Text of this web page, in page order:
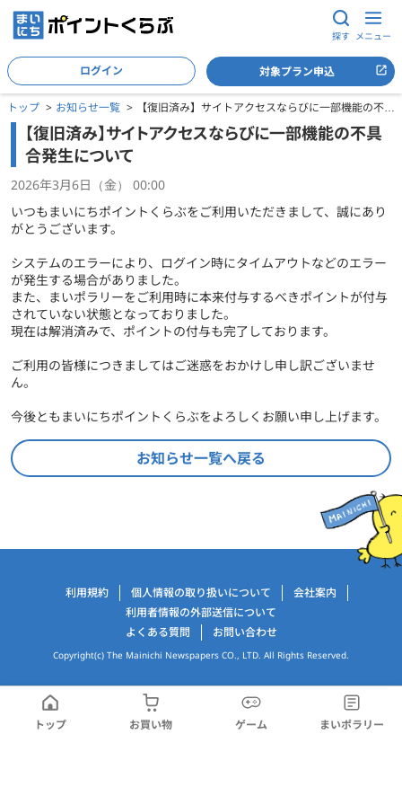
探す メニュー
ログイン 対象プラン申込
トップ お買い物 ゲーム まいポラリー
トップ お知らせ一覧
【復旧済み】サイトアクセスならびに一部機能の不具
【復旧済み】サイトアクセスならびに一部機能の不具
合発生について
2026年3月6日（金） 00:00
いつもまいにちポイントくらぶをご利用いただきまして、誠にあり
がとうございます。
システムのエラーにより、ログイン時にタイムアウトなどのエラー
が発生する場合がありました。
また、まいポラリーをご利用時に本来付与するべきポイントが付与
されていない状態となっておりました。
現在は解消済みで、ポイントの付与も完了しております。
ご利用の皆様につきましてはご迷惑をおかけし申し訳ございませ
ん。
今後ともまいにちポイントくらぶをよろしくお願い申し上げます。
お知らせ一覧へ戻る
運営会社情報利用規約 個人情報の取り扱いについて
会社案内
利用者情報の外部送信について
よくある質問
お問い合わせ
Copyright(c) The Mainichi Newspapers CO., LTD. All Rights Reserved.